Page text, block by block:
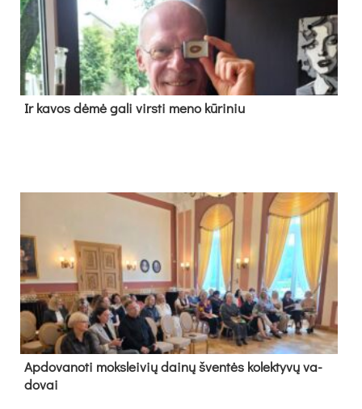
Ir ka­vos dė­mė ga­li virs­ti me­no kū­ri­niu
Ap­do­va­no­ti moks­lei­vių dai­nų šven­tės ko­lek­ty­vų va­
do­vai